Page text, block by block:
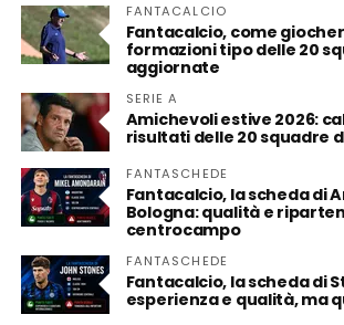
FANTACALCIO
Fantacalcio, come
formazioni tipo delle 20
aggiornate
SERIE A
Amichevoli estive 2026:
risultati delle 20 squadre
FANTASCHEDE
Fantacalcio, la scheda di
Bologna: qualità e
centrocampo
FANTASCHEDE
Fantacalcio, la scheda di
esperienza e qualità, ma